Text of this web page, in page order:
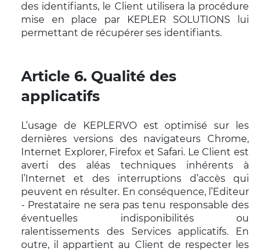
des identifiants, le Client utilisera la procédure
mise en place par KEPLER SOLUTIONS lui
permettant de récupérer ses identifiants.
Article 6. Qualité des
applicatifs
L’usage de KEPLERVO est optimisé sur les
dernières versions des navigateurs Chrome,
Internet Explorer, Firefox et Safari. Le Client est
averti des aléas techniques inhérents à
l’Internet et des interruptions d’accès qui
peuvent en résulter. En conséquence, l’Editeur
- Prestataire ne sera pas tenu responsable des
éventuelles indisponibilités ou
ralentissements des Services applicatifs. En
outre, il appartient au Client de respecter les